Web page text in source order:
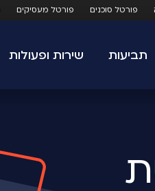
פורטל סוכנים פורטל מעסיקים
תביעות שירות ופעולות